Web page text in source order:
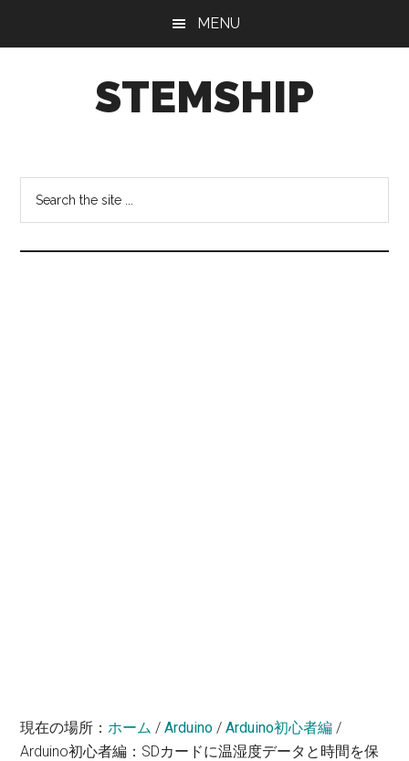
MENU
STEMSHIP
づ
り
を
現在の場所：ホーム / Arduino / Arduino初心者編 /
Arduino初心者編：SDカードに温湿度データと時間を保